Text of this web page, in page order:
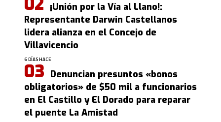
¡Unión por la Vía al Llano!:
Representante Darwin Castellanos
lidera alianza en el Concejo de
Villavicencio
6 DÍAS HACE
Denuncian presuntos «bonos
obligatorios» de $50 mil a funcionarios
en El Castillo y El Dorado para reparar
el puente La Amistad